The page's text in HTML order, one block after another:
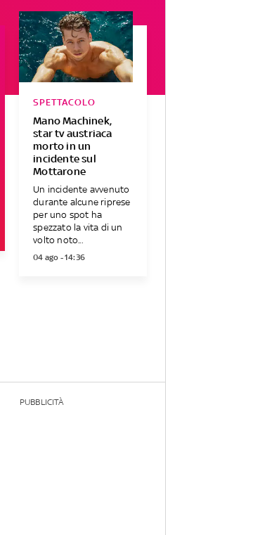
Mano Machinek,
star tv austriaca
morto in un
incidente sul
Mottarone
SPETTACOLO
Un incidente avvenuto
durante alcune riprese
per uno spot ha
spezzato la vita di un
volto noto...
04 ago - 14:36
PUBBLICITÀ